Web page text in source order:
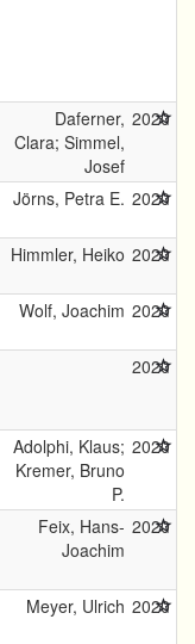
Daferner,
Clara; Simmel,
Josef
2020
Jörns, Petra E. 2020
Himmler, Heiko 2020
Wolf, Joachim 2020
2020
Adolphi, Klaus;
Kremer, Bruno
P.
2020
Feix, Hans-
Joachim
2020
Meyer, Ulrich 2020